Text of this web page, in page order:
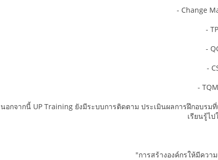
- Change
-
-
-
-
นอกจากนี้ UP Training ยังมีระบบการติดตาม ประเมินผลการฝึกอบร
เรียนรู้ไป
"การสร้างองค์กรให้มีควา